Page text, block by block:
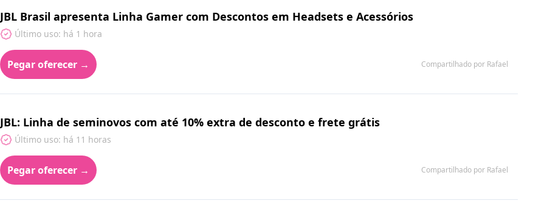
JBL Brasil apresenta Linha Gamer com Descontos em Headsets e Acessórios
Último uso: há 1 hora
Pegar oferecer → Compartilhado por Rafael
JBL: Linha de seminovos com até 10% extra de desconto e frete grátis
Último uso: há 11 horas
Pegar oferecer → Compartilhado por Rafael